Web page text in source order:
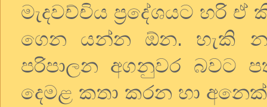
මැදවච්චිය ප්‍රදේශයට හරි
ගෙන යන්න ඕන. හැකි
පරිපාලන අගනුවර බවට
දෙමළ කතා කරන හා